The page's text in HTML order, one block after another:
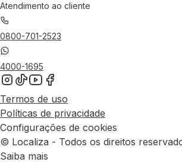
Atendimento ao cliente
0800-701-2523
4000-1695
Termos de uso
Políticas de privacidade
Configurações de cookies
© Localiza - Todos os direitos
Saiba mais